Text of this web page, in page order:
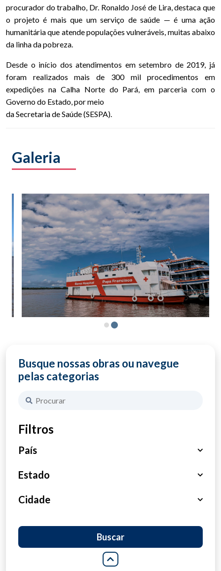
Busque nossas obras ou navegue
pelas categorias
Filtros
País
Brasil
Haiti
Estado
São Paulo
Cidade
Buscar
procurador do trabalho, Dr. Ronaldo José de Lira, destaca que
o projeto é mais que um serviço de saúde — é uma ação
humanitária que atende populações vulneráveis, muitas abaixo
da linha da pobreza.
Desde o início dos atendimentos em setembro de 2019, já
foram realizados mais de 300 mil procedimentos em
expedições na Calha Norte do Pará, em parceria com o
Governo do Estado, por meio
da Secretaria de Saúde (SESPA).
Galeria